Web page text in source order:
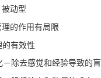
动型
的作用有局限
的有效性
－除去感觉和经验导致的